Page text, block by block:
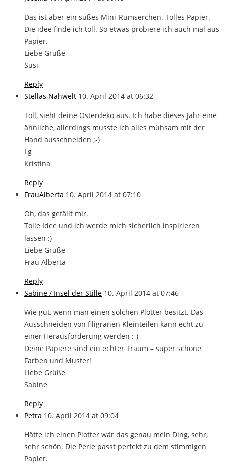
Das ist aber ein süßes Mini-Rümserchen. Tolles Papier.
Die idee finde ich toll. So etwas probiere ich auch mal aus
Papier.
Liebe Grüße
Susi
Reply
Stellas Nähwelt 10. April 2014 at 06:32
Toll, sieht deine Osterdeko aus. Ich habe dieses Jahr eine
ähnliche, allerdings musste ich alles mühsam mit der
Hand ausschneiden ;-)
Lg
Kristina
Reply
FrauAlberta 10. April 2014 at 07:10
Oh, das gefällt mir.
Tolle Idee und ich werde mich sicherlich inspirieren
lassen :)
Liebe Grüße
Frau Alberta
Reply
Sabine / Insel der Stille 10. April 2014 at 07:46
Wie gut, wenn man einen solchen Plotter besitzt. Das
Ausschneiden von filigranen Kleinteilen kann echt zu
einer Herausforderung werden :-)
Deine Papiere sind ein echter Traum – super schöne
Farben und Muster!
Liebe Grüße
Sabine
Reply
Petra 10. April 2014 at 09:04
Hätte ich einen Plotter wär das genau mein Ding, sehr,
sehr schön. Die Perle passt perfekt zu dem stimmigen
Papier.